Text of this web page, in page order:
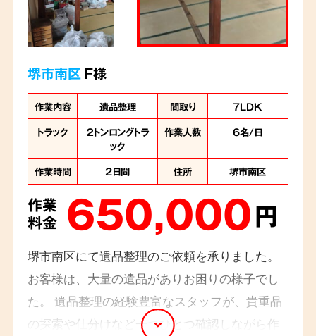
堺市南区F様
作業内容 遺品整理 間取り
7LDK
トラック
２トンロングトラ
ック
作業人数 6名/日
作業時間 2日間 住所 堺市南区
作業
料金 650,000円
堺市南区にて遺品整理のご依頼を承りました。
お客様は、大量の遺品がありお困りの様子でし
た。 遺品整理の経験豊富なスタッフが、貴重品
の探索や仕分けなど一つひとつ確認しながら作